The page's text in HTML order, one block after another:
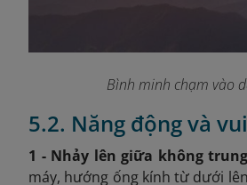
Bình minh chạm vào
5.2. Năng động và
1 - Nhảy lên giữa không
máy, hướng ống kính từ dưới